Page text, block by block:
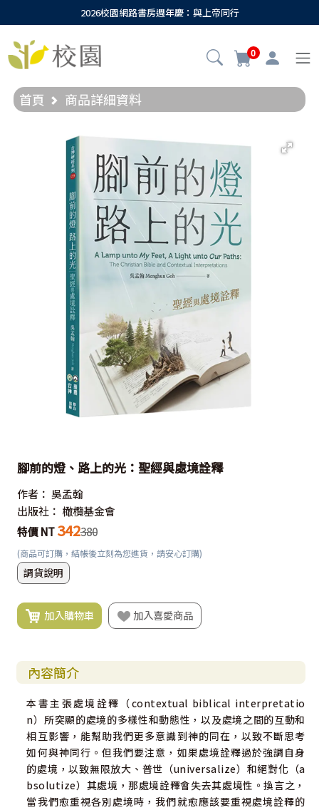
2026校園網路書房週年慶：與上帝同行
0
首頁 商品詳細資料
腳前的燈、路上的光：聖經與處境詮釋
作者： 吳孟翰
出版社： 橄欖基金會
特價 NT 342380
(商品可訂購，結帳後立刻為您進貨，請安心訂購)
調貨說明
加入購物車 加入喜愛商品
內容簡介
本書主張處境詮釋（contextual biblical interpretatio
n）所突顯的處境的多樣性和動態性，以及處境之間的互動和
相互影響，能幫助我們更多意識到神的同在，以致不斷思考
如何與神同行。但我們要注意，如果處境詮釋過於強調自身
的處境，以致無限放大、普世（universalize）和絕對化（a
bsolutize）其處境，那處境詮釋會失去其處境性。換言之，
當我們愈重視各別處境時，我們就愈應該要重視處境詮釋的